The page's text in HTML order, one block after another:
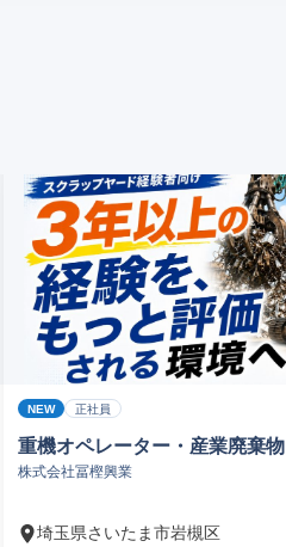
NEW 正社員
重機オペレーター・産業廃棄物
株式会社冨樫興業
埼玉県さいたま市岩槻区